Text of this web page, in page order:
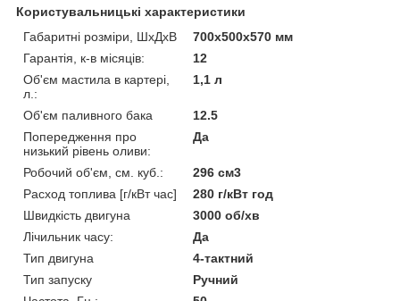
Користувальницькі характеристики
Габаритні розміри, ШхДхВ
700x500x570 мм
Гарантія, к-в місяців:
12
Об'єм мастила в картері,
л.:
1,1 л
Об'єм паливного бака
12.5
Попередження про
низький рівень оливи:
Да
Робочий об'єм, см. куб.:
296 см3
Расход топлива [г/кВт час]
280 г/кВт год
Швидкість двигуна
3000 об/хв
Лічильник часу:
Да
Тип двигуна
4-тактний
Тип запуску
Ручний